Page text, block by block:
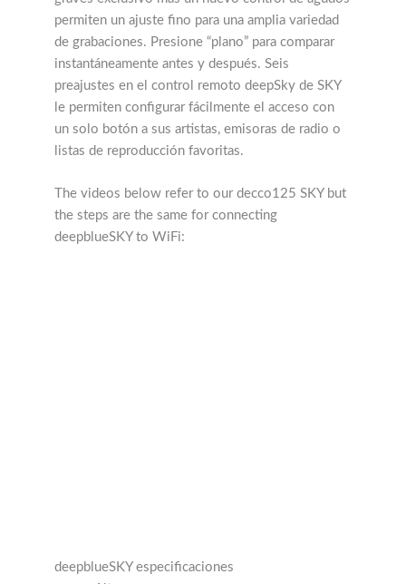
instantáneamente antes y después. Seis
preajustes en el control remoto deepSky de SKY
le permiten configurar fácilmente el acceso con
un solo botón a sus artistas, emisoras de radio o
listas de reproducción favoritas.
The videos below refer to our decco125 SKY but
deepblueSKY to WiFi:
1 x 6.5″ altavoz de bajos